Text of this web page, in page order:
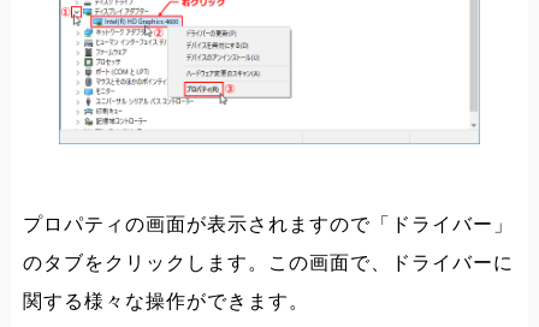
プロパティの画面が表示されますので「ドライバー」
のタブをクリックします。この画面で、ドライバーに
関する様々な操作ができます。